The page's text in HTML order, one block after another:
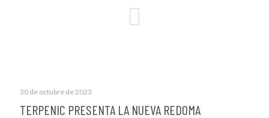
30 de octubre de 2023
TERPENIC PRESENTA LA NUEVA REDOMA